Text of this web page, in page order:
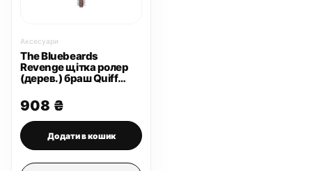
Аксесуари
The Bluebeards
Revenge щітка ролер
(дерев.) браш Quiff
908 ₴
Додати в кошик